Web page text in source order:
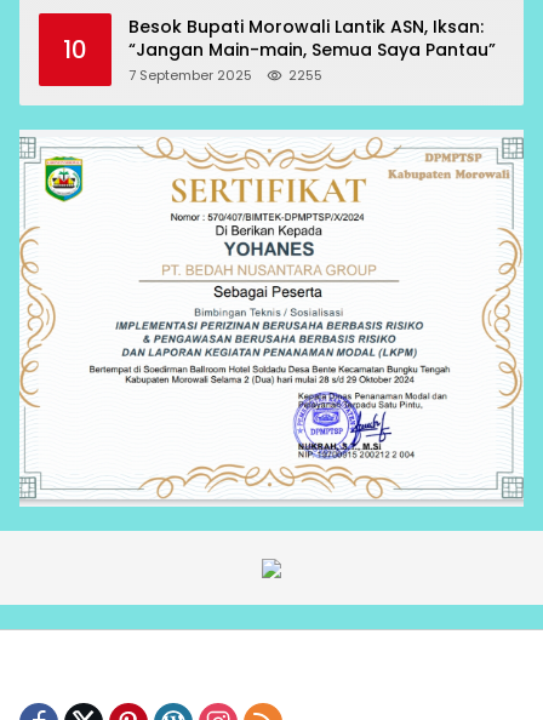
10
Besok Bupati Morowali Lantik ASN, Iksan:
“Jangan Main-main, Semua Saya Pantau”
7 September 2025 2255